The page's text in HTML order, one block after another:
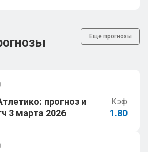
Еще прогнозы
прогноз и
3 марта 2026
Кэф
1.80